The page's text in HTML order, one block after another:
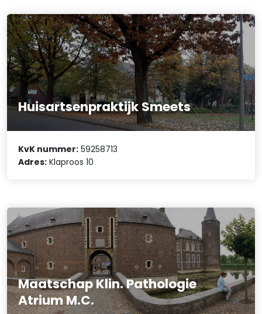
Huisartsenpraktijk Smeets
KvK nummer: 59258713
Adres: Klaproos 10
Maatschap Klin. Pathologie
Atrium M.C.